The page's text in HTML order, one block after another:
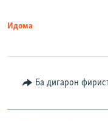
Идома
Ба дигарон